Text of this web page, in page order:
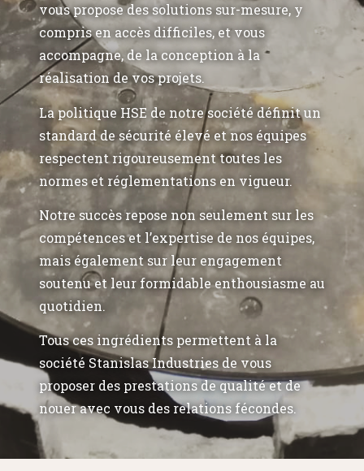
vous propose des solutions sur-mesure, y
compris en accès difficiles, et vous
accompagne, de la conception à la
réalisation de vos projets.
La politique HSE de notre société définit un
standard de sécurité élevé et nos équipes
respectent rigoureusement toutes les
normes et réglementations en vigueur.
Notre succès repose non seulement sur les
compétences et l’expertise de nos équipes,
mais également sur leur engagement
soutenu et leur formidable enthousiasme au
quotidien.
Tous ces ingrédients permettent à la
société Stanislas Industries de vous
proposer des prestations de qualité et de
nouer avec vous des relations fécondes.